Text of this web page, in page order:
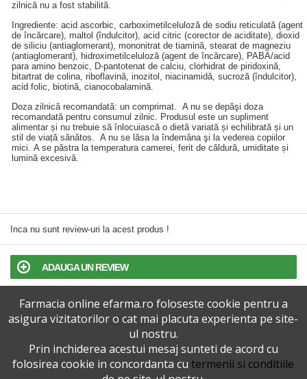
zilnică nu a fost stabilită.
Ingrediente: acid ascorbic, carboximetilceluloză de sodiu reticulată (agent
de încărcare), maltol (îndulcitor), acid citric (corector de aciditate), dioxid
de siliciu (antiaglomerant), mononitrat de tiamină, stearat de magneziu
(antiaglomerant), hidroximetilceluloză (agent de încărcare), PABA/acid
para amino benzoic, D-pantotenat de calciu, clorhidrat de piridoxină,
bitartrat de colina, riboflavină, inozitol, niacinamidă, sucroză (îndulcitor),
acid folic, biotină, cianocobalamină.
Doza zilnică recomandată: un comprimat. A nu se depăşi doza
recomandată pentru consumul zilnic. Produsul este un supliment
alimentar și nu trebuie să înlocuiască o dietă variată și echilibrată și un
stil de viață sănătos. A nu se lăsa la îndemâna şi la vederea copiilor
mici. A se păstra la temperatura camerei, ferit de căldură, umiditate și
lumină excesivă.
Inca nu sunt review-uri la acest produs !
ADAUGA UN REVIEW
TERMENI SI CONDITII
POLITICA DE CONFIDENTIALITATE
VERSIUNEA DESKTOP
Farmacia online efarma.ro foloseste cookie pentru a
asigura vizitatorilor o cat mai placuta experienta pe site-
ul nostru.
Prin inchiderea acestui mesaj sunteti de acord cu
folosirea cookie in concordanta cu termenii si conditiile